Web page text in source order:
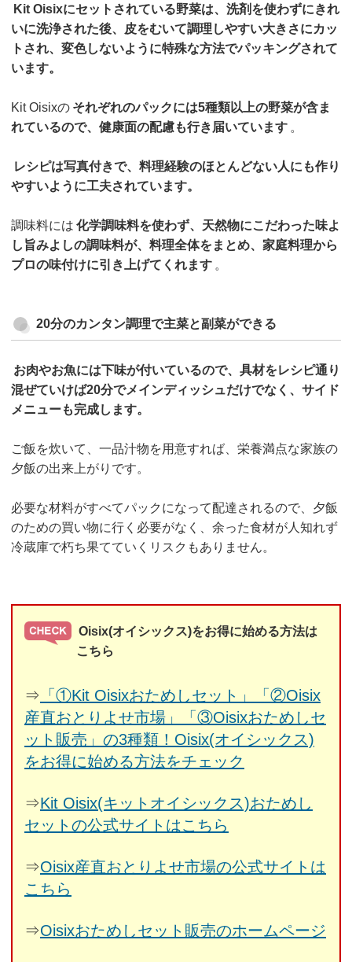
Kit Oisixにセットされている野菜は、洗剤を使わずにきれ
いに洗浄された後、皮をむいて調理しやすい大きさにカッ
トされ、変色しないように特殊な方法でパッキングされて
います。
Kit Oisixの それぞれのパックには5種類以上の野菜が含ま
れているので、健康面の配慮も行き届いています 。
レシピは写真付きで、料理経験のほとんどない人にも作り
やすいように工夫されています。
調味料には 化学調味料を使わず、天然物にこだわった味よ
し旨みよしの調味料が、料理全体をまとめ、家庭料理から
プロの味付けに引き上げてくれます 。
20分のカンタン調理で主菜と副菜ができる
お肉やお魚には下味が付いているので、具材をレシピ通り
混ぜていけば20分でメインディッシュだけでなく、サイド
メニューも完成します。
ご飯を炊いて、一品汁物を用意すれば、栄養満点な家族の
夕飯の出来上がりです。
必要な材料がすべてパックになって配達されるので、夕飯
のための買い物に行く必要がなく、余った食材が人知れず
冷蔵庫で朽ち果てていくリスクもありません。
Oisix(オイシックス)をお得に始める方法は
こちら
⇒ 「①Kit Oisixおためしセット」「②Oisix
産直おとりよせ市場」「③Oisixおためしセ
ット販売」の3種類！Oisix(オイシックス)
をお得に始める方法をチェック
⇒Kit Oisix(キットオイシックス)おためし
セットの公式サイトはこちら
⇒Oisix産直おとりよせ市場の公式サイトは
こちら
⇒Oisixおためしセット販売のホームページ